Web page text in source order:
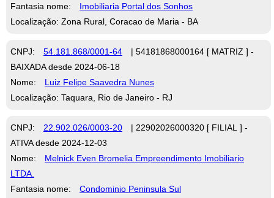
Fantasia nome:
Imobiliaria Portal dos Sonhos
Localização: Zona Rural, Coracao de Maria - BA
CNPJ: 54.181.868/0001-64
| 54181868000164 [ MATRIZ ] -
BAIXADA desde 2024-06-18
Nome:
Luiz Felipe Saavedra Nunes
Localização: Taquara, Rio de Janeiro - RJ
CNPJ: 22.902.026/0003-20
| 22902026000320 [ FILIAL ] -
ATIVA desde 2024-12-03
Nome:
Melnick Even Bromelia Empreendimento Imobiliario
LTDA.
Fantasia nome:
Condominio Peninsula Sul